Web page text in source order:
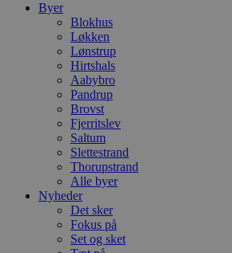
Byer
Blokhus
Løkken
Lønstrup
Hirtshals
Aabybro
Pandrup
Brovst
Fjerritslev
Saltum
Slettestrand
Thorupstrand
Alle byer
Nyheder
Det sker
Fokus på
Set og sket